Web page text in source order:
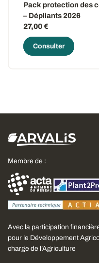
Pack protection des
– Dépliants 2026
27,00 €
Consulter
Membre de :
Avec la participation
pour le Développement
charge de l’Agriculture